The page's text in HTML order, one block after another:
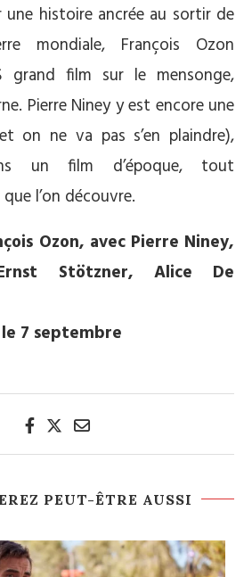
une histoire ancrée au sortir de
mondiale, François Ozon
grand film sur le mensonge,
Pierre Niney y est encore une
on ne va pas s’en plaindre),
un film d’époque, tout
l’on découvre.
Ozon, avec Pierre Niney,
Stötzner, Alice De
7 septembre
PEUT-ÊTRE AUSSI